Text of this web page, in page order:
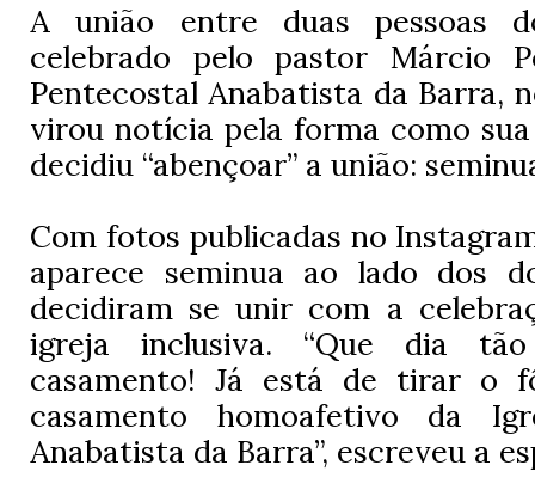
A união entre duas pessoas
celebrado pelo pastor Márcio
Pentecostal Anabatista da Barra,
virou notícia pela forma como sua
decidiu “abençoar” a união:
Com fotos publicadas no
aparece seminua ao lado dos
decidiram se unir com a
igreja inclusiva. “Que dia
casamento! Já está de tirar o
casamento homoafetivo da
Anabatista da Barra”, escreveu a